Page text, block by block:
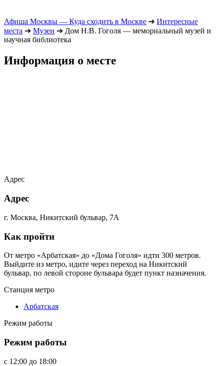
Афиша Москвы — Куда сходить в Москве ➔ Интересные
места ➔ Музеи ➔ Дом Н.В. Гоголя — мемориальный музей и
научная библиотека
Информация о месте
Адрес
Адрес
г. Москва, Никитский бульвар, 7А
Как пройти
От метро «Арбатская» до «Дома Гоголя» идти 300 метров.
Выйдите из метро, идите через переход на Никитский
бульвар, по левой стороне бульвара будет пункт назначения.
Станция метро
Арбатская
Режим работы
Режим работы
c 12:00 до 18:00